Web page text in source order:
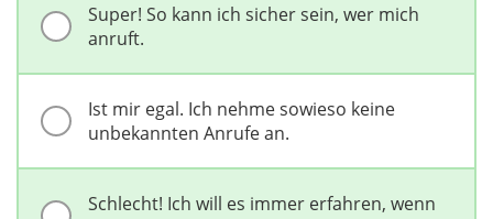
Super! So kann ich sicher sein, wer mich
anruft.
Ist mir egal. Ich nehme sowieso keine
unbekannten Anrufe an.
Schlecht! Ich will es immer erfahren, wenn